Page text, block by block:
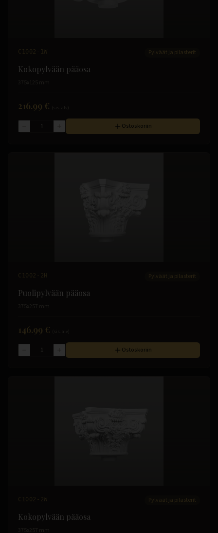
C1002-1W Pylväät ja pilasterit
Kokopylvään pääosa
375x125 mm
216.99 €
Ostoskoriin
C1002-2H Pylväät ja pilasterit
Puolipylvään pääosa
146.99 €
Ostoskoriin
C1002-2W Pylväät ja pilasterit
Kokopylvään pääosa